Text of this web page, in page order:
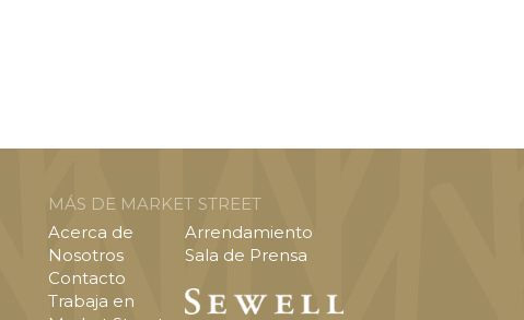
MÁS DE MARKET STREET
Acerca de
Nosotros
Contacto
Trabaja en
Arrendamiento
Sala de Prensa